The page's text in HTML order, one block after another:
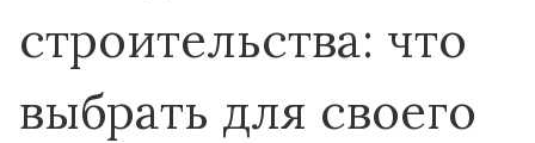
строительства: что
выбрать для своего